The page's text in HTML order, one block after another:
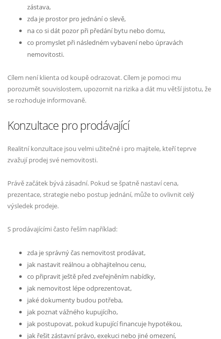
zástava,
zda je prostor pro jednání o slevě,
na co si dát pozor při předání bytu nebo domu,
co promyslet při následném vybavení nebo úpravách
nemovitosti.
Cílem není klienta od koupě odrazovat. Cílem je pomoci mu
porozumět souvislostem, upozornit na rizika a dát mu větší jistotu, že
se rozhoduje informovaně.
Konzultace pro prodávající
Realitní konzultace jsou velmi užitečné i pro majitele, kteří teprve
zvažují prodej své nemovitosti.
Právě začátek bývá zásadní. Pokud se špatně nastaví cena,
prezentace, strategie nebo postup jednání, může to ovlivnit celý
výsledek prodeje.
S prodávajícími často řeším například:
zda je správný čas nemovitost prodávat,
jak nastavit reálnou a obhajitelnou cenu,
co připravit ještě před zveřejněním nabídky,
jak nemovitost lépe odprezentovat,
jaké dokumenty budou potřeba,
jak poznat vážného kupujícího,
jak postupovat, pokud kupující financuje hypotékou,
jak řešit zástavní právo, exekuci nebo jiné omezení,